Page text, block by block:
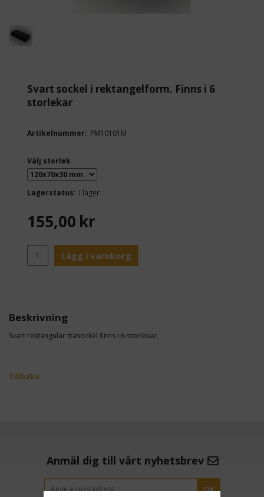
Svart sockel i rektangelform. Finns i 6
storlekar
Artikelnummer: PM10101M
Välj storlek
Lagerstatus: I lager
155,00 kr
Lägg i varukorg
Beskrivning
Svart rektangulär träsockel finns i 6 storlekar.
Tillbaka
Anmäl dig till vårt nyhetsbrev
OK